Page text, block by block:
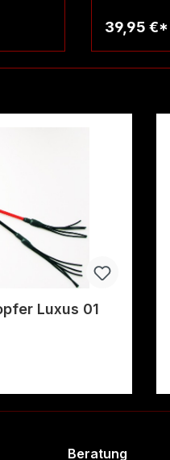
39,95 €*
Luxus 01
Beratung